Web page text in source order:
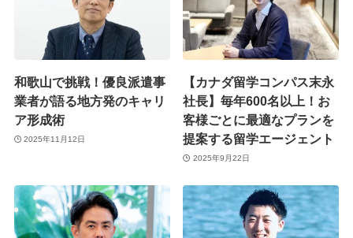
和歌山で挑戦！優良派遣事
業者が語る地方発のキャリ
ア形成術
2025年11月12日
【カナダ留学コンパス末永
社長】毎年600名以上！お
客様ごとに最適なプランを
提案する留学エージェント
2025年9月22日